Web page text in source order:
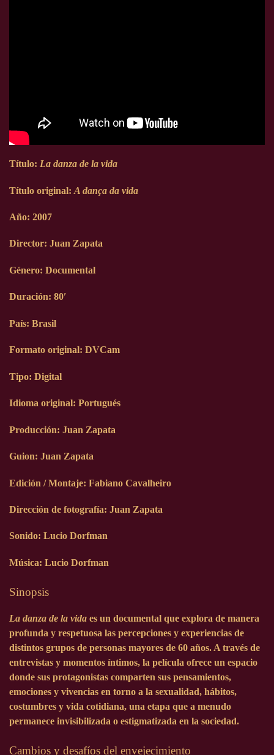
Título: La danza de la vida
Título original: A dança da vida
Año: 2007
Director: Juan Zapata
Género: Documental
Duración: 80′
País: Brasil
Formato original: DVCam
Tipo: Digital
Idioma original: Portugués
Producción: Juan Zapata
Guion: Juan Zapata
Edición / Montaje: Fabiano Cavalheiro
Dirección de fotografía: Juan Zapata
Sonido: Lucio Dorfman
Música: Lucio Dorfman
Sinopsis
La danza de la vida es un documental que explora de manera
profunda y respetuosa las percepciones y experiencias de
distintos grupos de personas mayores de 60 años. A través de
entrevistas y momentos íntimos, la película ofrece un espacio
donde sus protagonistas comparten sus pensamientos,
emociones y vivencias en torno a la sexualidad, hábitos,
costumbres y vida cotidiana, una etapa que a menudo
permanece invisibilizada o estigmatizada en la sociedad.
Cambios y desafíos del envejecimiento